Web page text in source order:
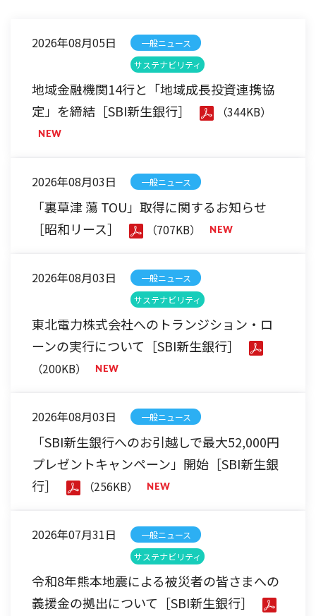
2026年08月05日
一般ニュース
サステナビリティ
地域金融機関14行と「地域成長投資連携協
定」を締結［SBI新生銀行］
（344KB）
2026年08月03日 一般ニュース
「裏草津 蕩 TOU」取得に関するお知らせ
［昭和リース］
（707KB）
2026年08月03日
一般ニュース
サステナビリティ
東北電力株式会社へのトランジション・ロ
ーンの実行について［SBI新生銀行］
（200KB）
2026年08月03日 一般ニュース
「SBI新生銀行へのお引越しで最大52,000円
プレゼントキャンペーン」開始［SBI新生銀
行］
（256KB）
2026年07月31日
一般ニュース
サステナビリティ
令和8年熊本地震による被災者の皆さまへの
義援金の拠出について［SBI新生銀行］